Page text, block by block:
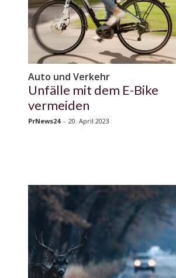
Auto und Verkehr
Unfälle mit dem E-Bike
vermeiden
PrNews24 - 20. April 2023